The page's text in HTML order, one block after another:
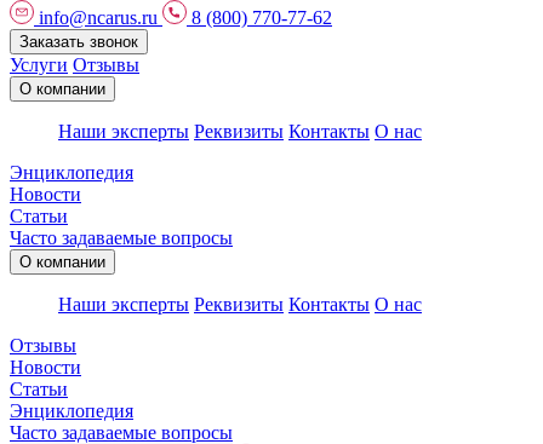
info@ncarus.ru
8 (800) 770-77-62
Заказать звонок
Услуги Отзывы
О компании
Наши эксперты Реквизиты Контакты О нас
Энциклопедия
Новости
Статьи
Часто задаваемые вопросы
О компании
Наши эксперты Реквизиты Контакты О нас
Отзывы
Новости
Статьи
Энциклопедия
Часто задаваемые вопросы